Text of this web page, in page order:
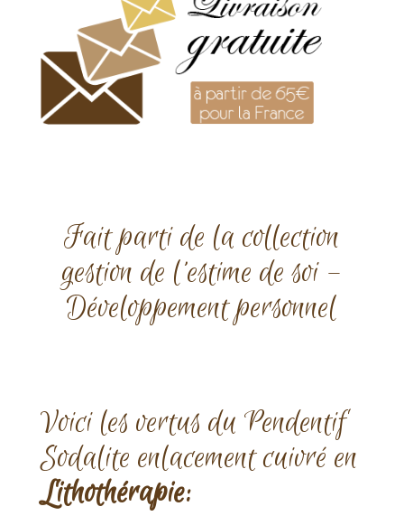
Fait parti de la collection
gestion de l’estime de soi –
Développement personnel
Voici les vertus du Pendentif
Sodalite enlacement cuivré en
Lithothérapie: